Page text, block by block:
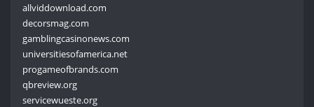
allviddownload.com
decorsmag.com
gamblingcasinonews.com
universitiesofamerica.net
progameofbrands.com
qbreview.org
servicewueste.org